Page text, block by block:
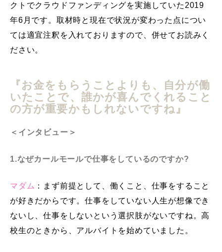
クトでクラウドファンディングを実施していた2019
年6月です。取材時と現在で状況が変わった点につい
ては適宜注釈を入れておりますので、併せてお読みく
ださい。
『お金をもらうことよりも、自分が働
いたことで、誰かが喜んでくれること
の方が重要かもしれないですね』
＜インタビュー＞
1.なぜカールモールで仕事をしているのですか?
マダム ：まず前提として、働くこと、仕事をすること
が好きだからです。仕事をしていない人生が想像でき
ないし、仕事をしないという選択肢がないですね。高
校生のときから、アルバイトを始めていました。